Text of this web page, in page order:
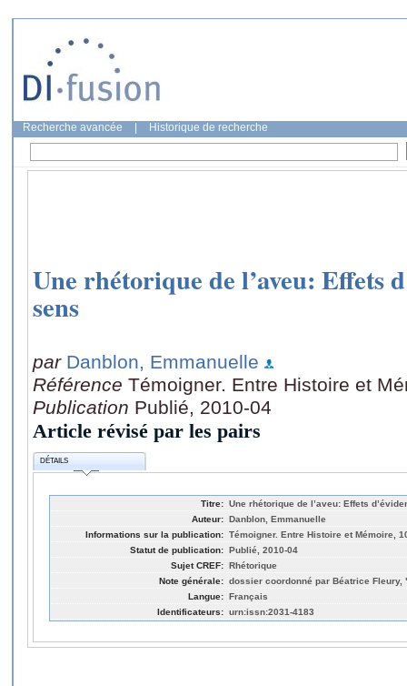
Recherche avancée Historique de recherche
Une rhétorique de l’aveu: Effets
sens
par Danblon, Emmanuelle
Référence Témoigner. Entre Histoire et
Publication Publié, 2010-04
Article révisé par les pairs
DÉTAILS
Titre: Une rhétorique de l’aveu: Effets
Auteur: Danblon, Emmanuelle
Informations sur la publication: Témoigner. Entre Histoire et Mémoire,
Statut de publication: Publié, 2010-04
Sujet CREF: Rhétorique
Note générale: dossier coordonné par Béatrice Fleury,
Langue: Français
Identificateurs: urn:issn:2031-4183